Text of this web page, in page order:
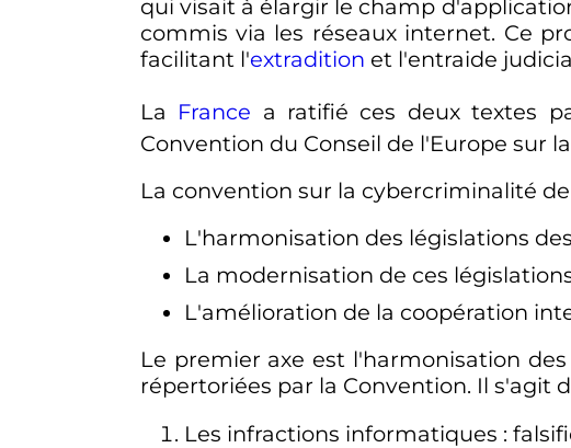
qui visait à élargir le champ
commis via les réseaux internet. Ce
facilitant l'extradition et l'entraide
La France a ratifié ces deux textes
Convention du Conseil de l'Europe sur
La convention sur la cybercriminalité
L'harmonisation des législations
La modernisation de ces
L'amélioration de la coopération
Le premier axe est l'harmonisation
répertoriées par la Convention. Il
Les infractions informatiques :